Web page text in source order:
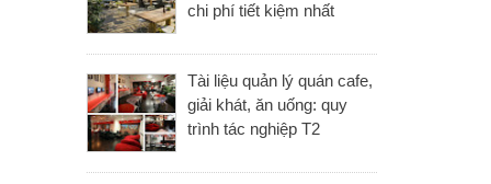
chi phí tiết kiệm nhất
Tài liệu quản lý quán cafe,
giải khát, ăn uống: quy
trình tác nghiệp T2